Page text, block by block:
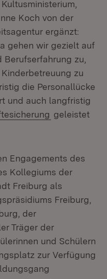
Koch von der
ergänzt:
gehen wir gezielt auf
zu,
zu
die Personallücke
und auch langfristig
(Öffnet in
geleistet
Engagements des
Kollegiums der
Freiburg als
Freiburg,
der
Träger der
und Schülern
zur Verfügung